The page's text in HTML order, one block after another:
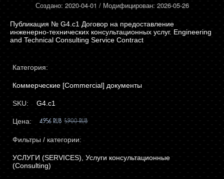
Создано: 2020-04-01 / Модифицирован: 2026-05-26
G4.c1 Договор на предоставление
инженерно-технических консультационных услуг. Engineering
and Technical Consulting Service Contract
Категория:
Коммерческие [Commercial] документы
SKU: G4.с1
Цена: 4.956 RUB 5.900 RUB
Фильтры / категории:
УСЛУГИ (SERVICES), Услуги консультационные
(Consulting)